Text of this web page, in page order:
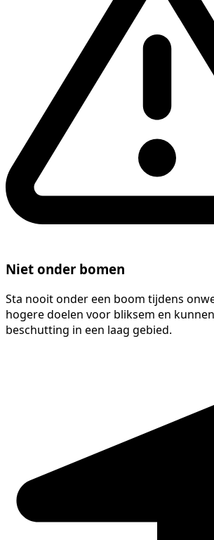
Niet onder bomen
Sta nooit onder een boom tijdens
hogere doelen voor bliksem en
beschutting in een laag gebied.